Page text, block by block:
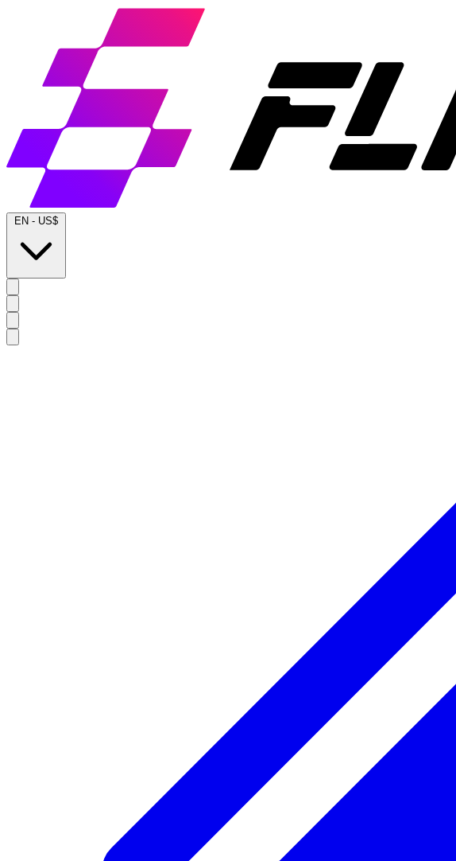
EN - US$